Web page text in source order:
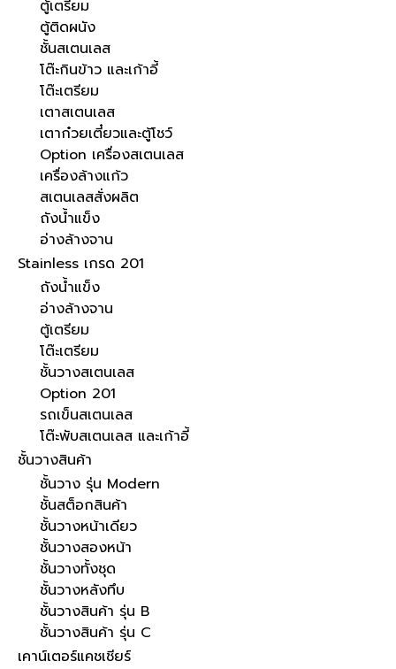
ตู้เตรียม
ตู้ติดผนัง
ชั้นสเตนเลส
โต๊ะกินข้าว และเก้าอี้
โต๊ะเตรียม
เตาสเตนเลส
เตาก๋วยเตี๋ยวและตู้โชว์
Option เครื่องสเตนเลส
เครื่องล้างแก้ว
สเตนเลสสั่งผลิต
ถังน้ำแข็ง
อ่างล้างจาน
Stainless เกรด 201
ถังน้ำแข็ง
อ่างล้างจาน
ตู้เตรียม
โต๊ะเตรียม
ชั้นวางสเตนเลส
Option 201
รถเข็นสเตนเลส
โต๊ะพับสเตนเลส และเก้าอี้
ชั้นวางสินค้า
ชั้นวาง รุ่น Modern
ชั้นสต็อกสินค้า
ชั้นวางหน้าเดียว
ชั้นวางสองหน้า
ชั้นวางทั้งชุด
ชั้นวางหลังทึบ
ชั้นวางสินค้า รุ่น B
ชั้นวางสินค้า รุ่น C
เคาน์เตอร์แคชเชียร์